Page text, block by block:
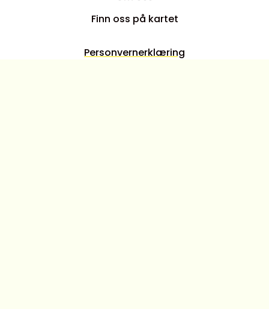
Finn oss på kartet
Personvernerklæring